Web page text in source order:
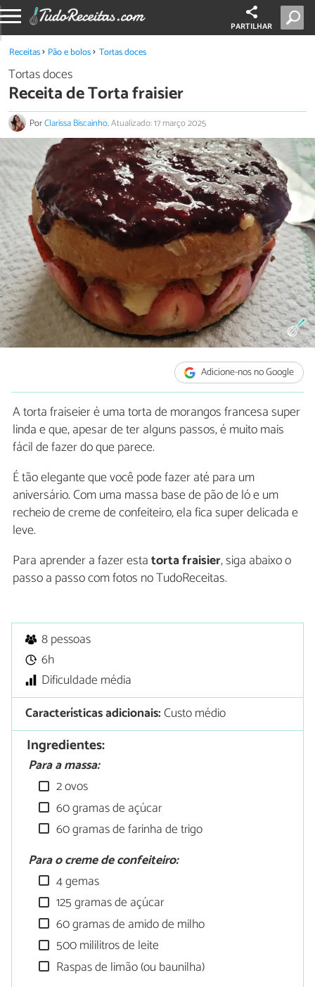
PARTILHAR
Receitas Pão e bolos Tortas doces
Tortas doces
Receita de Torta fraisier
PorClarissa Biscainho.Atualizado: 17 março 2025
Adicione-nos no Google
A torta fraiseier é uma torta de morangos francesa super
linda e que, apesar de ter alguns passos, é muito mais
fácil de fazer do que parece.
É tão elegante que você pode fazer até para um
aniversário. Com uma massa base de pão de ló e um
recheio de creme de confeiteiro, ela fica super delicada e
leve.
Para aprender a fazer estatorta fraisier, siga abaixo o
passo a passo com fotos no TudoReceitas.
8 pessoas
6h
Dificuldade média
Características adicionais:Custo médio
Ingredientes:
Para a massa:
2 ovos
60 gramas de açúcar
60 gramas de farinha de trigo
Para o creme de confeiteiro:
4 gemas
125 gramas de açúcar
60 gramas de amido de milho
500 mililitros de leite
Raspas de limão (ou baunilha)